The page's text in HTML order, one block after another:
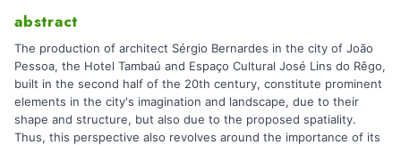
abstract
The production of architect Sérgio Bernardes in the city of João
Pessoa, the Hotel Tambaú and Espaço Cultural José Lins do Rêgo,
built in the second half of the 20th century, constitute prominent
elements in the city's imagination and landscape, due to their
shape and structure, but also due to the proposed spatiality.
Thus, this perspective also revolves around the importance of its